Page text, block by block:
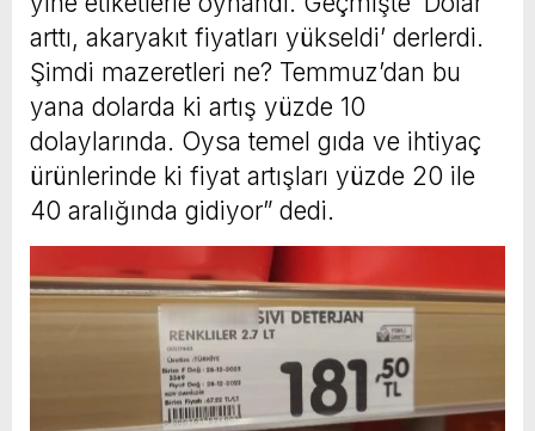
arttı, akaryakıt fiyatları yükseldi’ derlerdi.
Şimdi mazeretleri ne? Temmuz’dan bu
yana dolarda ki artış yüzde 10
dolaylarında. Oysa temel gıda ve ihtiyaç
ürünlerinde ki fiyat artışları yüzde 20 ile
40 aralığında gidiyor” dedi.